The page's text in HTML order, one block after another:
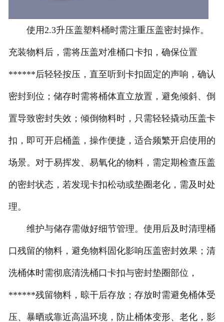
使用2.3升压盖塑料桶时需注重压盖密封操作。
充装物料后，需将压盖对准桶口卡扣，确保位置
******后轻轻按压，直至听到卡扣固定的声响，确认
密封到位；储存时需将桶体直立放置，避免倾斜、倒
置导致密封失效；倾倒物料时，只需轻轻撬动压盖卡
扣，即可开启桶盖，操作便捷，适合频繁开启使用的
场景。对于易挥发、易氧化的物料，需定期检查压盖
的密封状态，若发现卡扣松动或垫圈老化，需及时处
理。
维护与储存需做好细节管理。使用后及时清理桶
口残留的物料，避免物料固化影响压盖密封效果；清
洗桶体时需彻底清洗桶口卡扣与密封垫圈部位，
******残留物料，晾干后存放；存放时需避免桶体受
压、暴晒或靠近高温环境，防止桶体变形、老化，影